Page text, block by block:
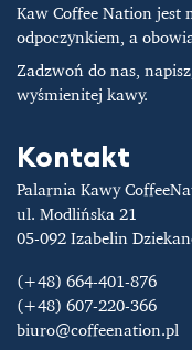
Kaw Coffee Nation jest
odpoczynkiem, a
Zadzwoń do nas,
wyśmienitej kawy.
Kontakt
Palarnia Kawy
ul. Modlińska 21
05-092 Izabelin
(+48) 664-401-876
(+48) 607-220-366
biuro@coffeenation.pl